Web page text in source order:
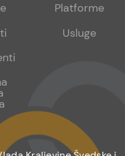
Platforme
Usluge